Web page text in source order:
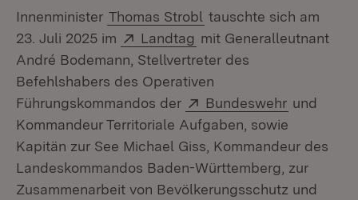
Innenminister Thomas Strobl tauschte sich am
23. Juli 2025 im
Extern:
Landtag (Öffnet in neuem
mit Generalleutnant
André Bodemann, Stellvertreter des
Befehlshabers des Operativen
Führungskommandos der
Extern:
Bundeswehr (Öffnet in
und
Kommandeur Territoriale Aufgaben, sowie
Kapitän zur See Michael Giss, Kommandeur des
Landeskommandos Baden-Württemberg, zur
Zusammenarbeit von Bevölkerungsschutz und